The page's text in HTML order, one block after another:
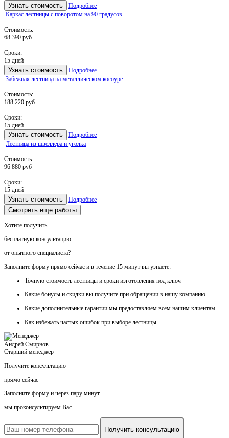
Узнать стоимость
Подробнее
Каркас лестницы с поворотом на 90 градусов
Стоимость:
68 390 руб
Сроки:
15 дней
Узнать стоимость
Подробнее
Забежная лестница на металлическом косоуре
Стоимость:
188 220 руб
Сроки:
15 дней
Узнать стоимость
Подробнее
Лестница из швеллера и уголка
Стоимость:
96 880 руб
Сроки:
15 дней
Узнать стоимость Подробнее
Смотреть еще работы
Хотите получить
бесплатную консультацию
от опытного специалиста?
Заполните форму прямо сейчас и в течение 15 минут вы узнаете:
Точную стоимость лестницы и сроки изготовления под ключ
Какие бонусы и скидки вы получите при обращении в нашу компанию
Какие дополнительные гарантии мы предоставляем всем нашим клиентам
Как избежать частых ошибок при выборе лестницы
Андрей Смирнов
Старший менеджер
Получите консультацию
прямо сейчас
Заполните форму и через пару минут
мы проконсультируем Вас
Получить консультацию